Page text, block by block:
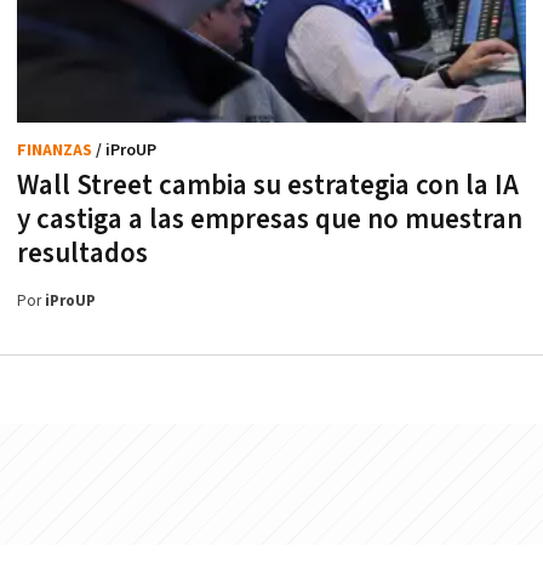
Wall Street cambia su estrategia con la IA
y castiga a las empresas que no muestran
resultados
FINANZAS / iProUP
PoriProUP